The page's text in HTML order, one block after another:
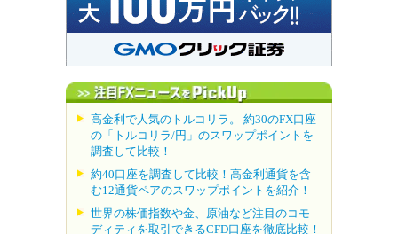
高金利で人気のトルコリラ。 約30のFX口座
の「トルコリラ/円」のスワップポイントを
調査して比較！
約40口座を調査して比較！高金利通貨を含
む12通貨ペアのスワップポイントを紹介！
世界の株価指数や金、原油など注目のコモ
ディティを取引できるCFD口座を徹底比較！